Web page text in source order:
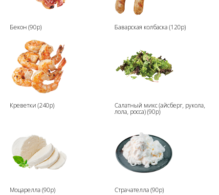
Бекон (90р) Баварская колбаска (120р)
Креветки (240р) Салатный микс (айсберг, рукола,
лола, росса) (90р)
Моцарелла (90р) Страчателла (90р)